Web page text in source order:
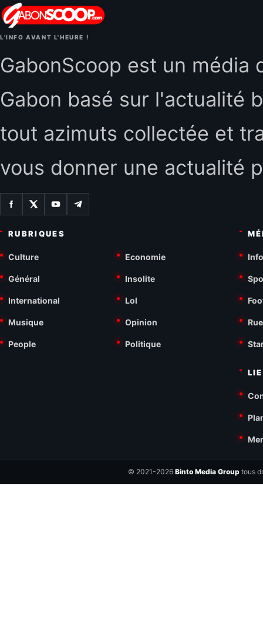
L'INFO AVANT L'HEURE !
GabonScoop est un média
Gabon basé sur l'actualité
tout azimuts collectée et
vous donner une actualité
RUBRIQUES
Culture Economie
Général Insolite
International Lol
Musique Opinion
People Politique
© 2021-2026 Binto Media Grouptous